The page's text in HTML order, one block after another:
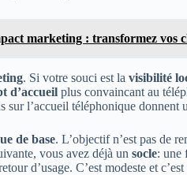
marketing : transformez vos
. Si votre souci est la visibilité
d’accueil plus convaincant au
sur l’accueil téléphonique
de base. L’objectif n’est pas de
vous avez déjà un socle: une
d’usage. C’est modeste et